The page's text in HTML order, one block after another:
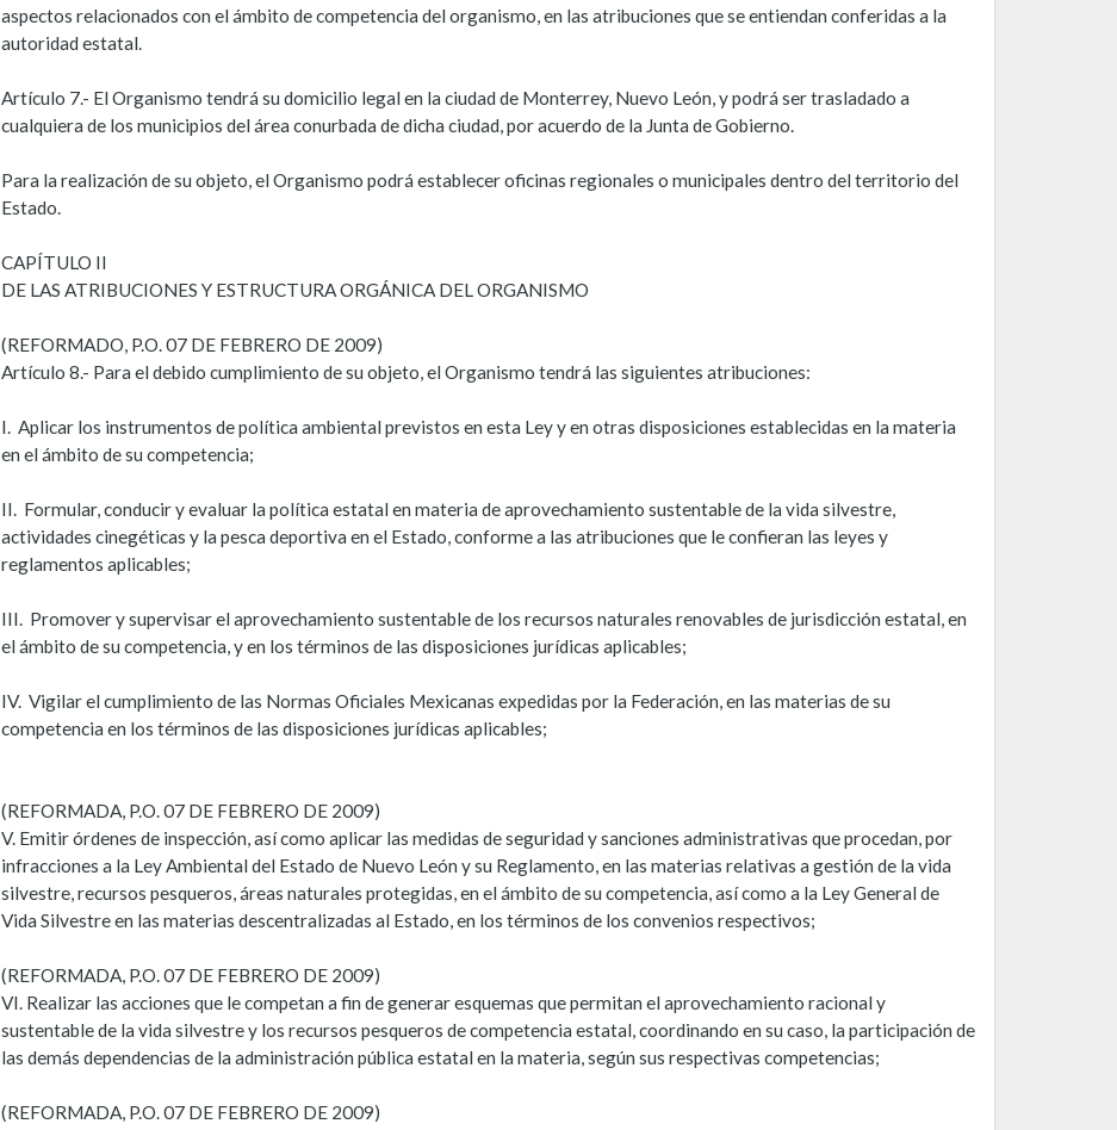
aspectos relacionados con el ámbito de competencia del organismo, en las atribuciones que se entiendan conferidas a la
autoridad estatal.
Artículo 7.- El Organismo tendrá su domicilio legal en la ciudad de Monterrey, Nuevo León, y podrá ser trasladado a
cualquiera de los municipios del área conurbada de dicha ciudad, por acuerdo de la Junta de Gobierno.
Para la realización de su objeto, el Organismo podrá establecer oficinas regionales o municipales dentro del territorio del
Estado.
CAPÍTULO II
DE LAS ATRIBUCIONES Y ESTRUCTURA ORGÁNICA DEL ORGANISMO
(REFORMADO, P.O. 07 DE FEBRERO DE 2009)
Artículo 8.- Para el debido cumplimiento de su objeto, el Organismo tendrá las siguientes atribuciones:
I. Aplicar los instrumentos de política ambiental previstos en esta Ley y en otras disposiciones establecidas en la materia
en el ámbito de su competencia;
II. Formular, conducir y evaluar la política estatal en materia de aprovechamiento sustentable de la vida silvestre,
actividades cinegéticas y la pesca deportiva en el Estado, conforme a las atribuciones que le confieran las leyes y
reglamentos aplicables;
III. Promover y supervisar el aprovechamiento sustentable de los recursos naturales renovables de jurisdicción estatal, en
el ámbito de su competencia, y en los términos de las disposiciones jurídicas aplicables;
IV. Vigilar el cumplimiento de las Normas Oficiales Mexicanas expedidas por la Federación, en las materias de su
competencia en los términos de las disposiciones jurídicas aplicables;
(REFORMADA, P.O. 07 DE FEBRERO DE 2009)
V. Emitir órdenes de inspección, así como aplicar las medidas de seguridad y sanciones administrativas que procedan, por
infracciones a la Ley Ambiental del Estado de Nuevo León y su Reglamento, en las materias relativas a gestión de la vida
silvestre, recursos pesqueros, áreas naturales protegidas, en el ámbito de su competencia, así como a la Ley General de
Vida Silvestre en las materias descentralizadas al Estado, en los términos de los convenios respectivos;
(REFORMADA, P.O. 07 DE FEBRERO DE 2009)
VI. Realizar las acciones que le competan a fin de generar esquemas que permitan el aprovechamiento racional y
sustentable de la vida silvestre y los recursos pesqueros de competencia estatal, coordinando en su caso, la participación de
las demás dependencias de la administración pública estatal en la materia, según sus respectivas competencias;
(REFORMADA, P.O. 07 DE FEBRERO DE 2009)